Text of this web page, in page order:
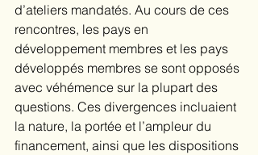
d’ateliers mandatés. Au cours de ces
rencontres, les pays en
développement membres et les pays
développés membres se sont opposés
avec véhémence sur la plupart des
questions. Ces divergences incluaient
la nature, la portée et l’ampleur du
financement, ainsi que les dispositions